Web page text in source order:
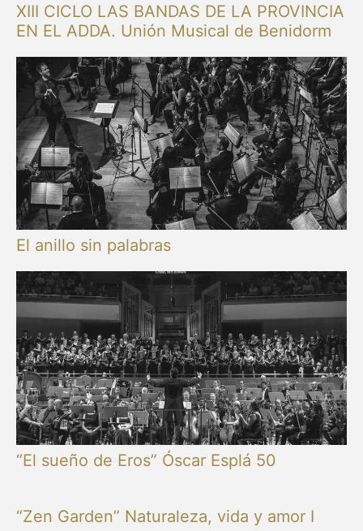
XIII CICLO LAS BANDAS DE LA PROVINCIA
EN EL ADDA. Unión Musical de Benidorm
El anillo sin palabras
“El sueño de Eros” Óscar Esplá 50
“Zen Garden” Naturaleza, vida y amor I